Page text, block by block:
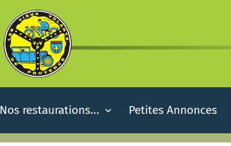
Nos restaurations... Petites Annonces